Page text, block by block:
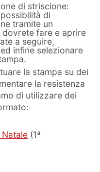
di striscione:
di
tramite un
fare e aprire
a seguire,
infine selezionare
la stampa su dei
la resistenza
di utilizzare dei
(1ª